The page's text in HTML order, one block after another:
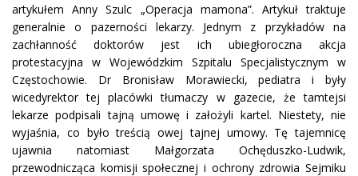
artykułem Anny Szulc „Operacja mamona”. Artykuł traktuje
generalnie o pazerności lekarzy. Jednym z przykładów na
zachłanność doktorów jest ich ubiegłoroczna akcja
protestacyjna w Wojewódzkim Szpitalu Specjalistycznym w
Częstochowie. Dr Bronisław Morawiecki, pediatra i były
wicedyrektor tej placówki tłumaczy w gazecie, że tamtejsi
lekarze podpisali tajną umowę i założyli kartel. Niestety, nie
wyjaśnia, co było treścią owej tajnej umowy. Tę tajemnicę
ujawnia natomiast Małgorzata Ochęduszko-Ludwik,
przewodnicząca komisji społecznej i ochrony zdrowia Sejmiku